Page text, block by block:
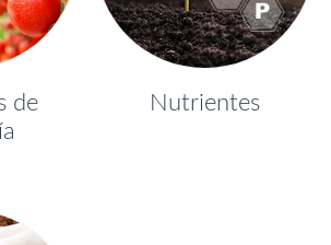
de
Nutrientes